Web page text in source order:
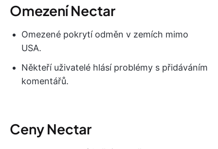
Omezení Nectar
Omezené pokrytí odměn v zemích mimo
USA.
Někteří uživatelé hlásí problémy s přidáváním
komentářů.
Ceny Nectar